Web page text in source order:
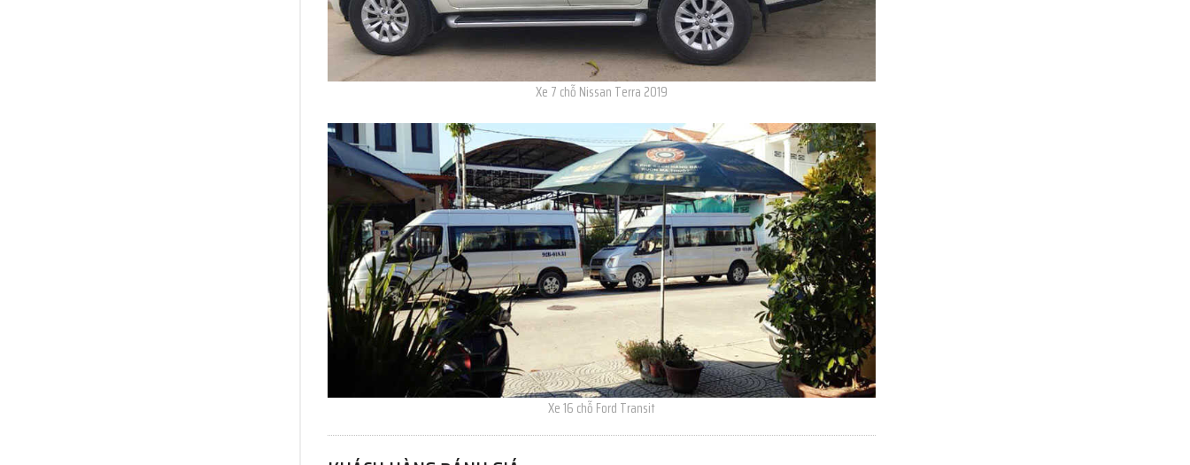
Xe 7 chỗ Nissan Terra 2019
Xe 16 chỗ Ford Transit